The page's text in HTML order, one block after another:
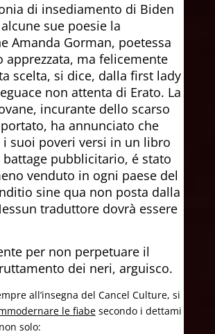
di insediamento di Biden
sue poesie la
Amanda Gorman, poetessa
apprezzata, ma felicemente
scelta, si dice, dalla first lady
non attenta di Erato. La
incurante dello scarso
ha annunciato che
i suoi poveri versi in un libro
pubblicitario, é stato
venduto in ogni paese del
sine qua non posta dalla
traduttore dovrà essere
per non perpetuare il
dei neri, arguisco.
all’insegna del Cancel Culture, si
le fiabesecondo i dettami
solo: